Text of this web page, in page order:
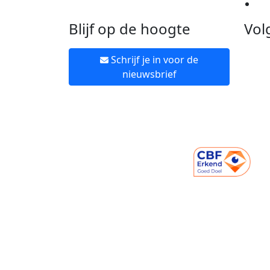
Blijf op de hoogte
Schrijf je in voor de
nieuwsbrief